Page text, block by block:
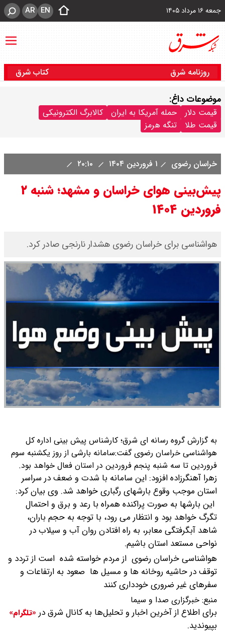
جمعه ۱۶ مرداد ۱۴۰۵ EN
AR
روزنامه شرق کتاب شرق
موضوعات داغ:
قیمت دلار حمله آمریکا به ایران
کالابرگ الکترونیکی
قیمت طلا
تنگه هرمز
خراسان رضوی ۱ فروردین ۱۴۰۴
پیش‌بینی هوای خراسان و مشهد؛ شنبه ۲
فروردین ۱۴۰۴
هواشناسی برای خراسان رضوی هشدار نارنجی صادر کرد.
به گزارش گروه رسانه ای شرق؛ کارشناس پیش بینی اداره کل
هواشناسی خراسان رضوی گفت:سامانه بارشی از روز یکشنبه سوم
فروردین تا سه شنبه پنجم فروردین در استان فعال خواهد بود.
زهرا آهنگرزاده افزود: این سامانه با شدت و ضعف در سراسر
استان موجب وقوع بارشهای رگباری خواهد شد. وی بیان کرد:
این بارشها به صورت پراکنده همراه با رعد و برق و احتمال
تگرگ خواهد بود و انتظار می رود، با توجه به حجم باران،
شاهد آبگرفتگی معابر، به راه افتادن روان آب و سیلاب در
نواحی مستعد استان باشیم.
هواشناسی خراسان رضوی از مردم خواسته شده است از تردد و
توقف در حاشیه روخانه ها و مسیل ها صعود به ارتفاعات و
سفرهای غیر ضروری خودداری کنند
منبع: خبرگزاری صدا و سیما
برای اطلاع از آخرین اخبار و تحلیل‌ها به کانال شرق در «تلگرام»
بپیوندید.